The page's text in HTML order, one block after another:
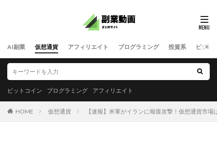
AI副業 仮想通貨 アフィリエイト プログラミング 投資系 ビジネ
ビットコイン プログラミング アフィリエイト
HOME 仮想通貨 【速報】米軍がイランに報復攻撃！仮想通貨市